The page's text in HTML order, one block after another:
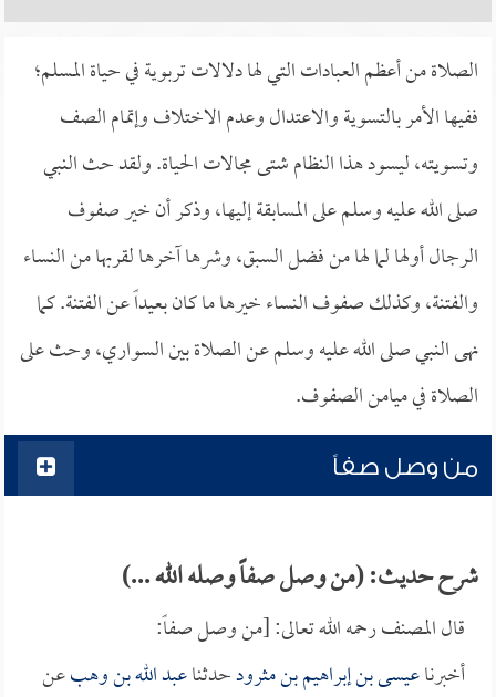
الصلاة من أعظم العبادات التي لها دلالات تربوية في حياة المسلم؛
ففيها الأمر بالتسوية والاعتدال وعدم الاختلاف وإتمام الصف
وتسويته، ليسود هذا النظام شتى مجالات الحياة. ولقد حث النبي
صلى الله عليه وسلم على المسابقة إليها، وذكر أن خير صفوف
الرجال أولها لما لها من فضل السبق، وشرها آخرها لقربها من النساء
والفتنة، وكذلك صفوف النساء خيرها ما كان بعيداً عن الفتنة. كما
نهى النبي صلى الله عليه وسلم عن الصلاة بين السواري، وحث على
الصلاة في ميامن الصفوف.
من وصل صفاً
شرح حديث: (من وصل صفاً وصله الله ...)
قال المصنف رحمه الله تعالى: [من وصل صفاً:
أخبرناعيسى بن إبراهيم بن مثرودحدثناعبد الله بن وهبعن